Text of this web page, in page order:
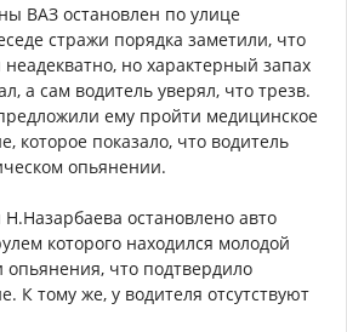
ВАЗ остановлен по улице
стражи порядка заметили, что
неадекватно, но характерный запах
а сам водитель уверял, что трезв.
ему пройти медицинское
которое показало, что водитель
опьянении.
остановлено авто
которого находился молодой
опьянения, что подтвердило
К тому же, у водителя отсутствуют